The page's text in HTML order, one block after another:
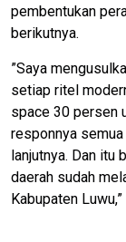
pembentukan
berikutnya.
​”Saya
setiap ritel
space 30 persen
responnya
lanjutnya. Dan itu
daerah sudah
Kabupaten